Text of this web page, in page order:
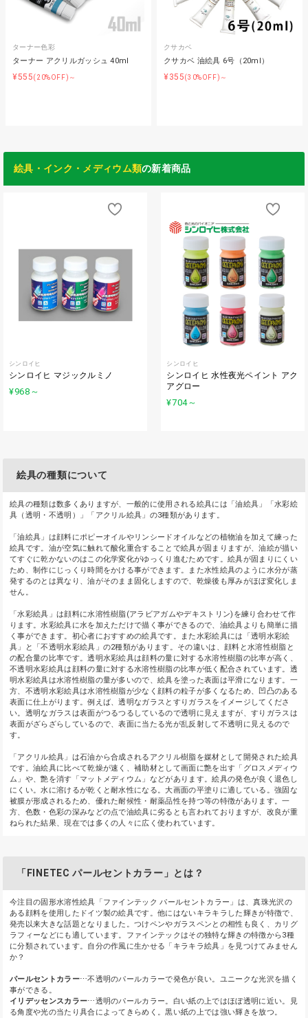
ターナー色彩
ターナー アクリルガッシュ 40ml
¥555(20%OFF)～
クサカベ
クサカベ 油絵具 6号（20ml）
¥355(30%OFF)～
絵具・インク・メディウム類の新着商品
シンロイヒ
シンロイヒ マジックルミノ
¥968 ～
シンロイヒ
シンロイヒ 水性夜光ペイント アク
アグロー
¥704～
絵具の種類について
絵具の種類は数多くありますが、一般的に使用される絵具には「油絵具」「水彩絵
具（透明・不透明）」「アクリル絵具」の3種類があります。
「油絵具」は顔料にポピーオイルやリンシードオイルなどの植物油を加えて練った
絵具です。油が空気に触れて酸化重合することで絵具が固まりますが、油絵が描い
てすぐに乾かないのはこの化学変化がゆっくり進むためです。絵具が固まりにくい
ため、制作にじっくり時間をかける事ができます。また水性絵具のように水分が蒸
発するのとは異なり、油がそのまま固化しますので、乾燥後も厚みがほぼ変化しま
せん。
「水彩絵具」は顔料に水溶性樹脂(アラビアガムやデキストリン)を練り合わせて作
ります。水彩絵具に水を加えただけで描く事ができるので、油絵具よりも簡単に描
く事ができます。初心者におすすめの絵具です。また水彩絵具には「透明水彩絵
具」と「不透明水彩絵具」の2種類があります。その違いは、顔料と水溶性樹脂と
の配合量の比率です。透明水彩絵具は顔料の量に対する水溶性樹脂の比率が高く、
不透明水彩絵具は顔料の量に対する水溶性樹脂の比率が低く配合されています。透
明水彩絵具は水溶性樹脂の量が多いので、絵具を塗った表面は平滑になります。一
方、不透明水彩絵具は水溶性樹脂が少なく顔料の粒子が多くなるため、凹凸のある
表面に仕上がります。例えば、透明なガラスとすりガラスをイメージしてくださ
い。透明なガラスは表面がつるつるしているので透明に見えますが、すりガラスは
表面がざらざらしているので、表面に当たる光が乱反射して不透明に見えるので
す。
「アクリル絵具」は石油から合成されるアクリル樹脂を媒材として開発された絵具
です。油絵具に比べて乾燥が速く、補助材として画面に艶を出す「グロスメディウ
ム」や、艶を消す「マットメディウム」などがあります。絵具の発色が良く退色し
にくい。水に溶けるが乾くと耐水性になる。大画面の平塗りに適している。強固な
被膜が形成されるため、優れた耐候性・耐薬品性を持つ等の特徴があります。一
方、色数・色彩の深みなどの点で油絵具に劣るとも言われておりますが、改良が重
ねられた結果、現在では多くの人々に広く使われています。
「FINETEC パールセントカラー」とは？
今注目の固形水溶性絵具「ファインテック パールセントカラー」は、真珠光沢の
ある顔料を使用したドイツ製の絵具です。他にはないキラキラした輝きが特徴で、
発売以来大きな話題となりました。つけペンやガラスペンとの相性も良く、カリグ
ラフィーなどにも適しています。ファインテックはその独特な輝きの特徴から3種
に分類されています。自分の作風に生かせる「キラキラ絵具」を見つけてみません
か？
パールセントカラー⋯不透明のパールカラーで発色が良い。ユニークな光沢を描く
事ができる。
イリデッセンスカラー⋯透明のパールカラー。白い紙の上ではほぼ透明に近い。見
る角度や光の当たり具合によってきらめく。黒い紙の上では強い輝きを放つ。